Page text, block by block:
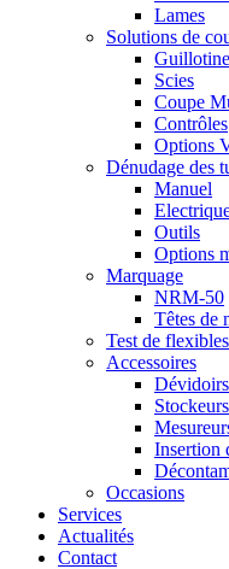
Lames
Solutions de
Scies
Coupe
Contrôles
Options
Dénudage des
Manuel
Outils
Options
Marquage
NRM-50
Têtes de
Test de flexibles
Accessoires
Dévidoirs
Insertion
Occasions
Services
Actualités
Contact